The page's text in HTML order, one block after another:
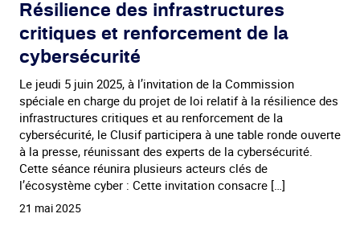
Résilience des infrastructures
critiques et renforcement de la
cybersécurité
Le jeudi 5 juin 2025, à l’invitation de la Commission
spéciale en charge du projet de loi relatif à la résilience des
infrastructures critiques et au renforcement de la
cybersécurité, le Clusif participera à une table ronde ouverte
à la presse, réunissant des experts de la cybersécurité.
Cette séance réunira plusieurs acteurs clés de
l’écosystème cyber : Cette invitation consacre […]
21 mai 2025